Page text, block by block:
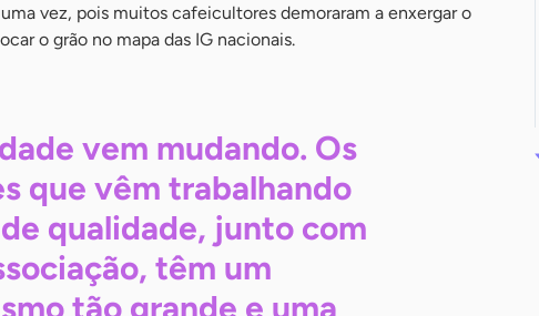
vez, pois muitos cafeicultores demoraram a enxergar o
o grão no mapa das IG nacionais.
vem mudando. Os
que vêm trabalhando
qualidade, junto com
têm um
tão grande e uma